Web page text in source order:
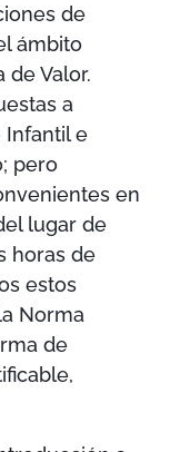
de
ámbito
de Valor.
a
Infantil e
pero
en
lugar de
horas de
estos
Norma
de